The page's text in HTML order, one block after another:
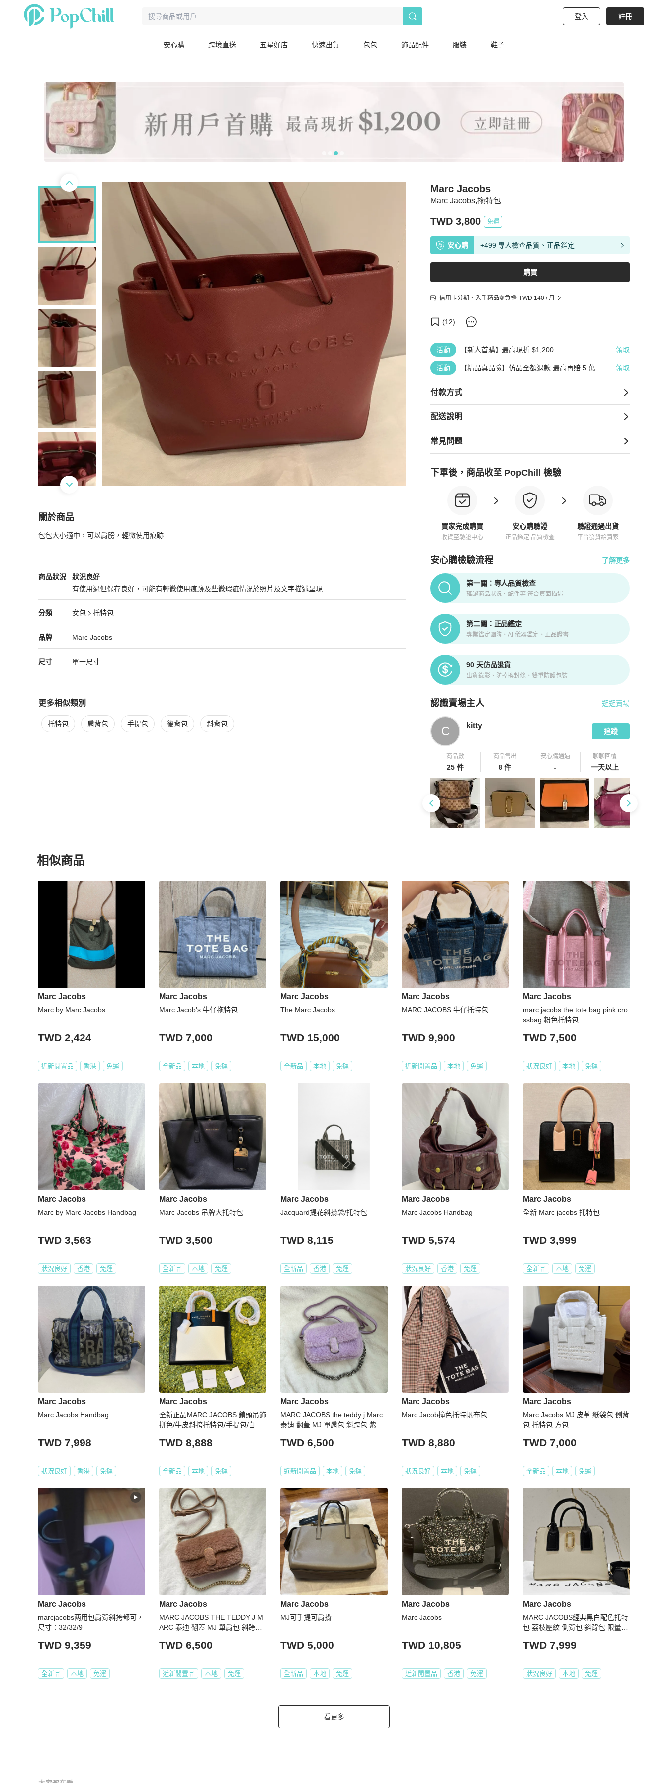
登入 註冊
安心購 跨境直送 五星好店 快速出貨 包包 飾品配件 服裝 鞋子
Marc Jacobs,拖特包
Marc Jacobs
TWD 3,800 免運
安心購 +499 專人檢查品質、正品鑑定
購買
信用卡分期・入手精品零負擔 TWD 140 / 月
(12)
活動 【新人首購】最高現折 $1,200 領取
活動 【精品真品險】仿品全額退款 最高再賠 5 萬 領取
付款方式
配送說明
常見問題
下單後，商品收至 PopChill 檢驗
買家完成購買
收貨至驗證中心
安心購驗證
正品鑑定 品質檢查
驗證通過出貨
平台發貨給買家
安心購檢驗流程 了解更多
PopChill拍拍圈正品驗證、安心購檢驗流程介紹
第一關：專人品質檢查
確認商品狀況、配件等 符合頁面描述
第二關：正品鑑定
專業鑑定團隊、AI 儀器鑑定、正品證書
90 天仿品退貨
出貨錄影、防掉換封條、雙重防護包裝
認識賣場主人
PopChill 拍拍圈嚴選賣家
逛逛賣場
C kitty
追蹤
商品數
25 件
商品售出
8 件
安心購通過
-
聊聊回覆
一天以上
關於商品
關於Marc Jacobs,拖特包商品詳情與購買須知
包包大小適中，可以肩膀，輕微使用痕跡
商品狀況
Marc Jacobs女包商品狀態與細節
狀況良好
有使用過但保存良好，可能有輕微使用痕跡及些微瑕疵情況於照片及文字描述呈現
狀況良好
分類
Marc Jacobs女包 分類資訊
女包
托特包
女包/托特包推薦
品牌
Marc Jacobs精品女包品牌介紹
Marc Jacobs
Marc Jacobs推薦清單
尺寸 單一尺寸
更多相似類別
更多Marc Jacobs女包相似商品推薦
托特包 肩背包 手提包 後背包 斜背包
相似商品
更多相似Marc Jacobs女包推薦精品
Marc Jacobs
Marc by Marc Jacobs
TWD 2,424
近新閒置品 香港 免運
Marc Jacobs
Marc Jacob's 牛仔拖特包
TWD 7,000
全新品 本地 免運
Marc Jacobs
The Marc Jacobs
TWD 15,000
全新品 本地 免運
Marc Jacobs
MARC JACOBS 牛仔托特包
TWD 9,900
近新閒置品 本地 免運
Marc Jacobs
marc jacobs the tote bag pink cro
ssbag 粉色托特包
TWD 7,500
狀況良好 本地 免運
Marc Jacobs
Marc by Marc Jacobs Handbag
TWD 3,563
狀況良好 香港 免運
Marc Jacobs
Marc Jacobs 吊牌大托特包
TWD 3,500
全新品 本地 免運
Marc Jacobs
Jacquard提花斜揹袋/托特包
TWD 8,115
全新品 香港 免運
Marc Jacobs
Marc Jacobs Handbag
TWD 5,574
狀況良好 香港 免運
Marc Jacobs
全新 Marc jacobs 托特包
TWD 3,999
全新品 本地 免運
Marc Jacobs
Marc Jacobs Handbag
TWD 7,998
狀況良好 香港 免運
Marc Jacobs
全新正品MARC JACOBS 鎖頭吊飾
拼色/牛皮斜挎托特包/手提包/白黑
文）
TWD 8,888
全新品 本地 免運
Marc Jacobs
MARC JACOBS the teddy j Marc
泰迪 翻蓋 MJ 單肩包 斜跨包 紫色
TWD 6,500
近新閒置品 本地 免運
Marc Jacobs
Marc Jacob撞色托特帆布包
TWD 8,880
狀況良好 本地 免運
Marc Jacobs
Marc Jacobs MJ 皮革 紙袋包 側背
包 托特包 方包
TWD 7,000
全新品 本地 免運
Marc Jacobs
marcjacobs两用包肩背斜挎都可，
尺寸：32/32/9
TWD 9,359
全新品 本地 免運
Marc Jacobs
MARC JACOBS THE TEDDY J M
ARC 泰迪 翻蓋 MJ 單肩包 斜跨包
TWD 6,500
近新閒置品 本地 免運
Marc Jacobs
MJ可手提可肩揹
TWD 5,000
全新品 本地 免運
Marc Jacobs
Marc Jacobs
TWD 10,805
近新閒置品 香港 免運
Marc Jacobs
MARC JACOBS經典黑白配色托特
包 荔枝壓紋 側背包 斜背包 限量質
TWD 7,999
狀況良好 本地 免運
看更多